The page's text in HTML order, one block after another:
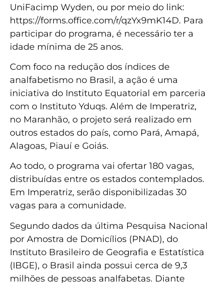
UniFacimp Wyden, ou por meio do link:
https://forms.office.com/r/qzYx9mK14D. Para
participar do programa, é necessário ter a
idade mínima de 25 anos.
Com foco na redução dos índices de
analfabetismo no Brasil, a ação é uma
iniciativa do Instituto Equatorial em parceria
com o Instituto Yduqs. Além de Imperatriz,
no Maranhão, o projeto será realizado em
outros estados do país, como Pará, Amapá,
Alagoas, Piauí e Goiás.
Ao todo, o programa vai ofertar 180 vagas,
distribuídas entre os estados contemplados.
Em Imperatriz, serão disponibilizadas 30
vagas para a comunidade.
Segundo dados da última Pesquisa Nacional
por Amostra de Domicílios (PNAD), do
Instituto Brasileiro de Geografia e Estatística
(IBGE), o Brasil ainda possui cerca de 9,3
milhões de pessoas analfabetas. Diante